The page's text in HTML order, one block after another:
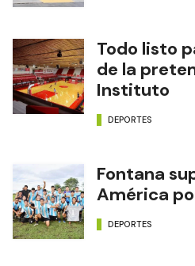
Todo listo
de la
Instituto
DEPORTES
Fontana
América
DEPORTES